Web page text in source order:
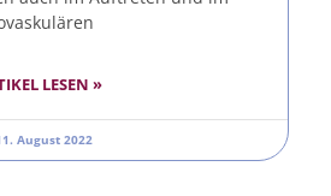
LESEN »
August 2022